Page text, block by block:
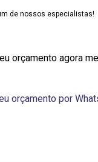
de nossos especialistas!
orçamento agora
orçamento por